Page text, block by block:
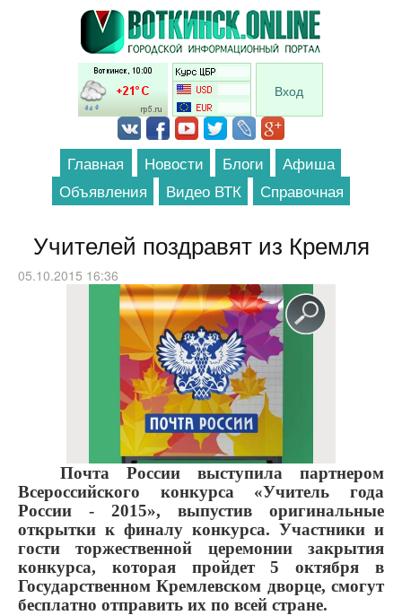
Перейти к основному содержанию
Вход
Главная Новости Блоги
Афиша
Объявления
Видео ВТК Справочная
Учителей поздравят из Кремля
05.10.2015 16:36
Почта России выступила партнером
Всероссийского конкурса «Учитель года
России - 2015», выпустив оригинальные
открытки к финалу конкурса. Участники и
гости торжественной церемонии закрытия
конкурса, которая пройдет 5 октября в
Государственном Кремлевском дворце, смогут
бесплатно отправить их по всей стране.